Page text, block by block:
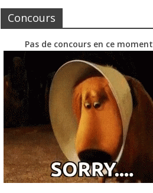
Concours
Pas de concours en ce